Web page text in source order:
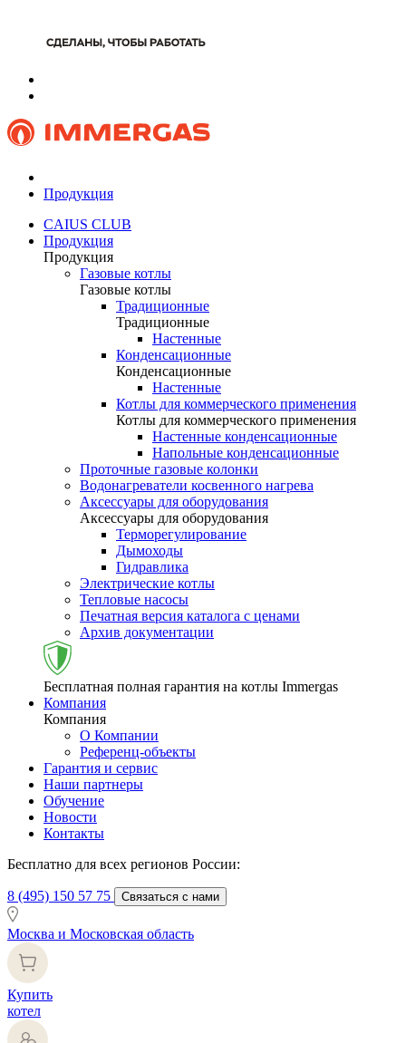
Продукция
CAIUS CLUB
Продукция
Продукция
Газовые котлы
Газовые котлы
Традиционные
Традиционные
Настенные
Конденсационные
Конденсационные
Настенные
Котлы для коммерческого применения
Котлы для коммерческого применения
Настенные конденсационные
Напольные конденсационные
Проточные газовые колонки
Водонагреватели косвенного нагрева
Аксессуары для оборудования
Аксессуары для оборудования
Терморегулирование
Дымоходы
Гидравлика
Электрические котлы
Тепловые насосы
Печатная версия каталога с ценами
Архив документации
Бесплатная полная гарантия на котлы Immergas
Компания
Компания
О Компании
Референц-объекты
Гарантия и сервис
Наши партнеры
Обучение
Новости
Контакты
Бесплатно для всех регионов России:
8 (495) 150 57 75 Связаться с нами
Москва и Московская область
Купить
котел